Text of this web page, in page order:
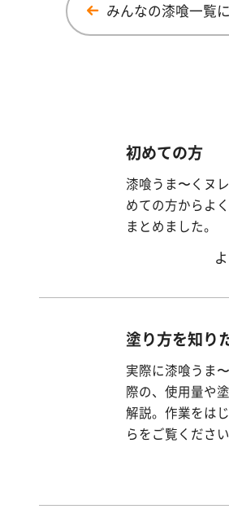
みんなの漆喰一覧
初めての方
漆喰うま〜くヌ
めての方からよ
まとめました。
塗り方を知り
実際に漆喰うま
際の、使用量や
解説。作業をは
らをご覧ください